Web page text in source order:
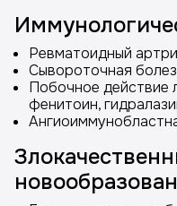
Ревматоидный
Сывороточная
Побочное действие
фенитоин,